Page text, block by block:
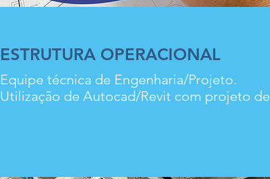
ESTRUTURA OPERACIONAL
Equipe técnica de Engenharia/Projeto.
Utilização de Autocad/Revit com projeto